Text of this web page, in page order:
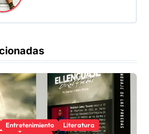
Entretenimiento
Literatura